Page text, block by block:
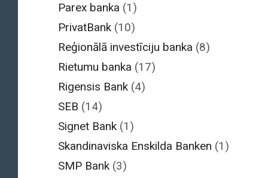
Parex banka (1)
PrivatBank (10)
Reģionālā investīciju banka (8)
Rietumu banka (17)
Rigensis Bank (4)
SEB (14)
Signet Bank (1)
Skandinaviska Enskilda Banken (1)
SMP Bank (3)